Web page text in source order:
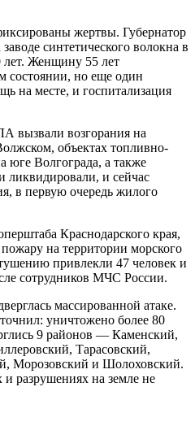
жертвы. Губернатор
синтетического волокна в
Женщину 55 лет
состоянии, но еще один
на месте, и госпитализация
вызвали возгорания на
объектах топливно-
юге Волгограда, а также
ликвидировали, и сейчас
в первую очередь жилого
Краснодарского края,
на территории морского
привлекли 47 человек и
сотрудников МЧС России.
массированной атаке.
уничтожено более 80
9 районов — Каменский,
Тарасовский,
Морозовский и Шолоховский.
разрушениях на земле не